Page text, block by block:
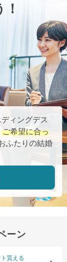
ィングデス
ご希望に合っ
ふたりの結婚
ーン
貰える